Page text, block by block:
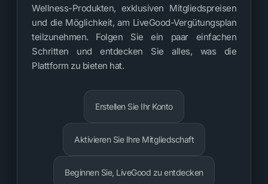
Wellness-Produkten, exklusiven Mitgliedspreisen
und die Möglichkeit, am LiveGood-Vergütungsplan
teilzunehmen. Folgen Sie ein paar einfachen
Schritten und entdecken Sie alles, was die
Plattform zu bieten hat.
Erstellen Sie Ihr Konto
Aktivieren Sie Ihre Mitgliedschaft
Beginnen Sie, LiveGood zu entdecken